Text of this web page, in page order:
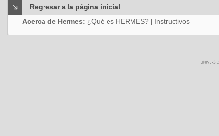
Regresar a la página inicial
Acerca de Hermes: ¿Qué es HERMES? | Instructivos